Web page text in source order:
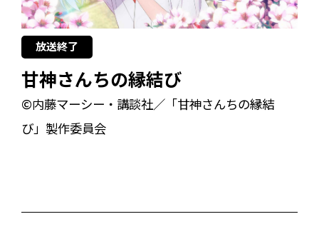
放送終了
甘神さんちの縁結び
©内藤マーシー・講談社／「甘神さんちの縁結
び」製作委員会